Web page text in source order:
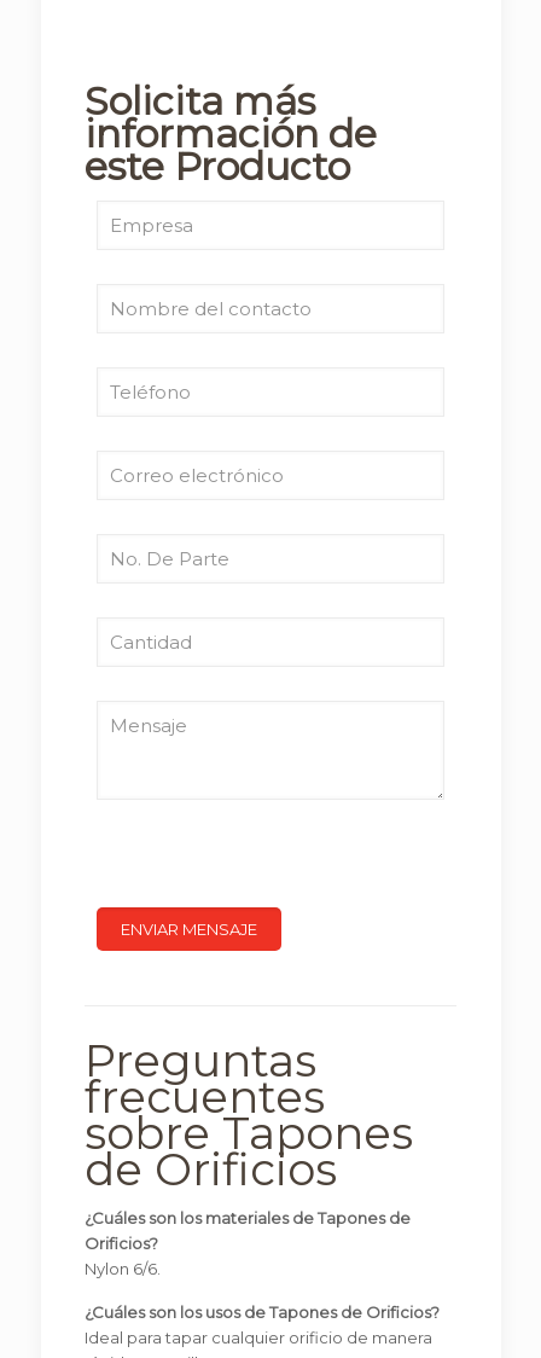
Solicita más
información de
este Producto
Preguntas
frecuentes
sobre Tapones
de Orificios
¿Cuáles son los materiales de Tapones de
Orificios?
Nylon 6/6.
¿Cuáles son los usos de Tapones de Orificios?
Ideal para tapar cualquier orificio de manera